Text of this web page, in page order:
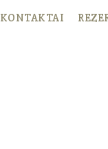
KONTAKTAI